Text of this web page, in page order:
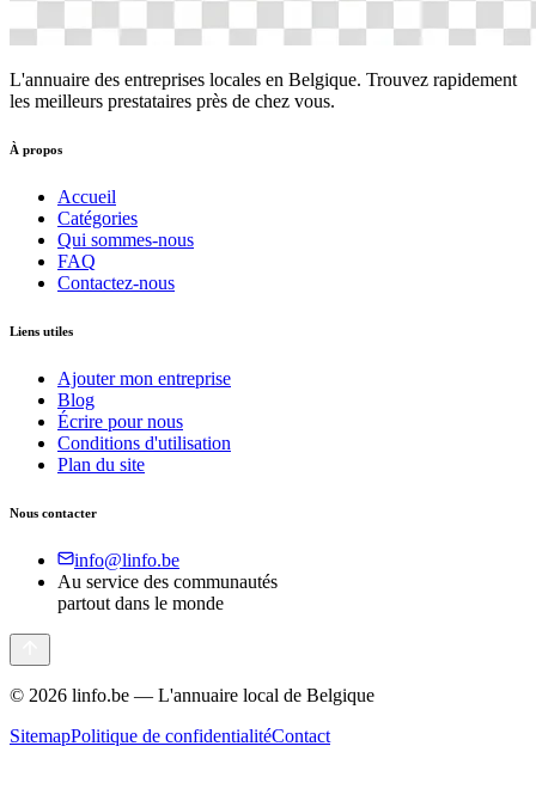
L'annuaire des entreprises locales en Belgique. Trouvez rapidement
les meilleurs prestataires près de chez vous.
À propos
Accueil
Catégories
Qui sommes-nous
FAQ
Contactez-nous
Liens utiles
Ajouter mon entreprise
Blog
Écrire pour nous
Conditions d'utilisation
Plan du site
Nous contacter
info@linfo.be
Au service des communautés
partout dans le monde
© 2026 linfo.be — L'annuaire local de Belgique
SitemapPolitique de confidentialitéContact